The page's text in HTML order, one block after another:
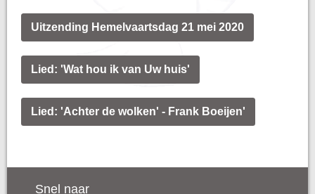
Uitzending Hemelvaartsdag 21 mei 2020
Lied: 'Wat hou ik van Uw huis'
Lied: 'Achter de wolken' - Frank Boeijen'
Snel naar